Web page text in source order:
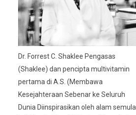
Dr. Forrest C. Shaklee Pengasas
(Shaklee) dan pencipta multivitamin
pertama di A.S. (Membawa
Kesejahteraan Sebenar ke Seluruh
Dunia Diinspirasikan oleh alam semula